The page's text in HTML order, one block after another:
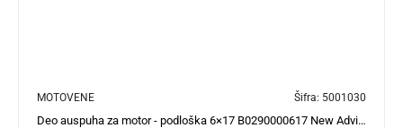
MOTOVENE Šifra: 5001030
Deo auspuha za motor - podloška 6×17 B0290000617 New Adviser